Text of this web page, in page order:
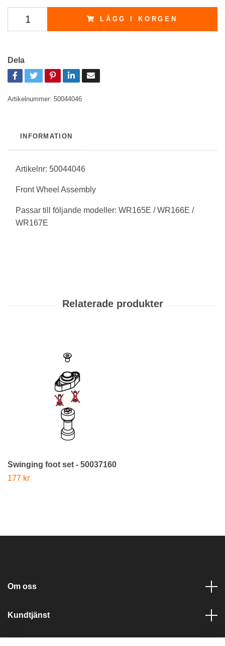
LÄGG I KORGEN
Dela
Artikelnummer: 50044046
INFORMATION
Artikelnr: 50044046
Front Wheel Assembly
Passar till följande modeller: WR165E / WR166E /
WR167E
Swinging foot set - 50037160
177 kr
Om oss
Kundtjänst